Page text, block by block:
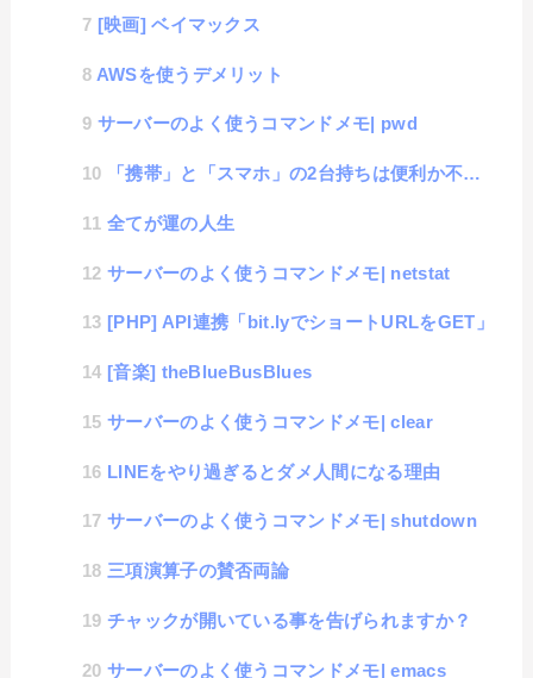
[映画] ベイマックス
AWSを使うデメリット
サーバーのよく使うコマンドメモ| pwd
「携帯」と「スマホ」の2台持ちは便利か不便か
全てが運の人生
サーバーのよく使うコマンドメモ| netstat
[PHP] API連携「bit.lyでショートURLをGET」
[音楽] theBlueBusBlues
サーバーのよく使うコマンドメモ| clear
LINEをやり過ぎるとダメ人間になる理由
サーバーのよく使うコマンドメモ| shutdown
三項演算子の賛否両論
チャックが開いている事を告げられますか？
サーバーのよく使うコマンドメモ| emacs